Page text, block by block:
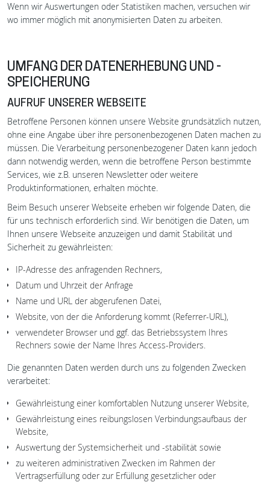
Wenn wir Auswertungen oder Statistiken machen, versuchen wir
wo immer möglich mit anonymisierten Daten zu arbeiten.
UMFANG DER DATENERHEBUNG UND -
SPEICHERUNG
AUFRUF UNSERER WEBSEITE
Betroffene Personen können unsere Website grundsätzlich nutzen,
ohne eine Angabe über ihre personenbezogenen Daten machen zu
müssen. Die Verarbeitung personenbezogener Daten kann jedoch
dann notwendig werden, wenn die betroffene Person bestimmte
Services, wie z.B. unseren Newsletter oder weitere
Produktinformationen, erhalten möchte.
Beim Besuch unserer Webseite erheben wir folgende Daten, die
für uns technisch erforderlich sind. Wir benötigen die Daten, um
Ihnen unsere Webseite anzuzeigen und damit Stabilität und
Sicherheit zu gewährleisten:
IP-Adresse des anfragenden Rechners,
Datum und Uhrzeit der Anfrage
Name und URL der abgerufenen Datei,
Website, von der die Anforderung kommt (Referrer-URL),
verwendeter Browser und ggf. das Betriebssystem Ihres
Rechners sowie der Name Ihres Access-Providers.
Die genannten Daten werden durch uns zu folgenden Zwecken
verarbeitet:
Gewährleistung einer komfortablen Nutzung unserer Website,
Gewährleistung eines reibungslosen Verbindungsaufbaus der
Website,
Auswertung der Systemsicherheit und -stabilität sowie
zu weiteren administrativen Zwecken im Rahmen der
Vertragserfüllung oder zur Erfüllung gesetzlicher oder